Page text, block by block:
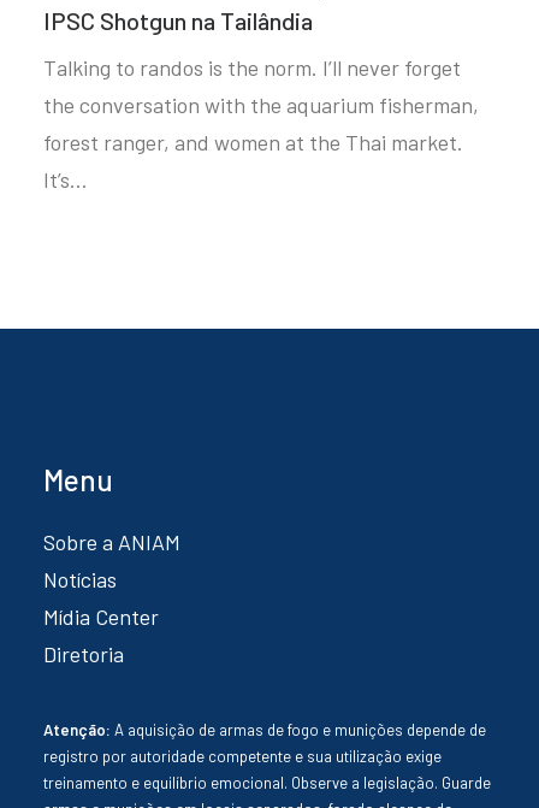
IPSC Shotgun na Tailândia
Talking to randos is the norm. I’ll never forget
the conversation with the aquarium fisherman,
forest ranger, and women at the Thai market.
It’s…
Menu
Sobre a ANIAM
Notícias
Mídia Center
Diretoria
Atenção: A aquisição de armas de fogo e munições depende de
registro por autoridade competente e sua utilização exige
treinamento e equilíbrio emocional. Observe a legislação. Guarde